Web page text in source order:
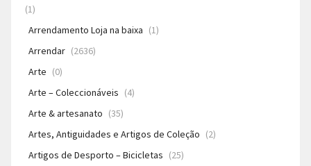
(1)
Arrendamento Loja na baixa (1)
Arrendar (2636)
Arte (0)
Arte – Coleccionáveis (4)
Arte & artesanato (35)
Artes, Antiguidades e Artigos de Coleção (2)
Artigos de Desporto – Bicicletas (25)